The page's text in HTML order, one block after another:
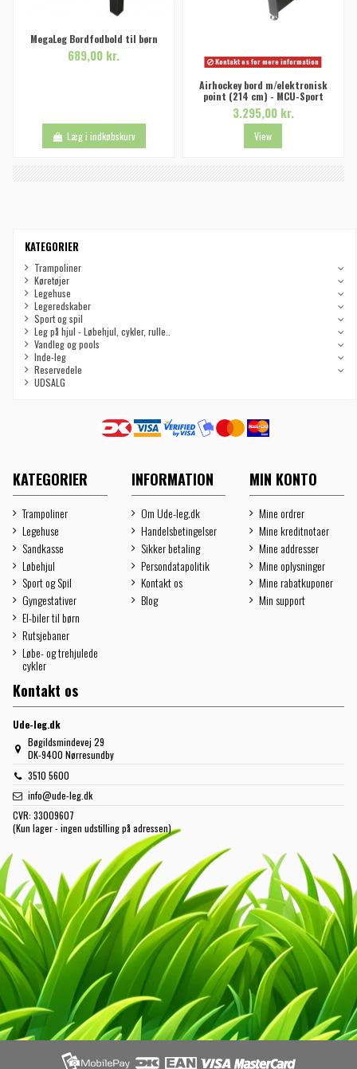
MegaLeg Bordfodbold til børn
689,00 kr.
Læg i indkøbskurv
Kontakt os for mere information
Airhockey bord m/elektronisk
point (214 cm) - MCU-Sport
3.295,00 kr.
View
KATEGORIER
Trampoliner
Køretøjer
Legehuse
Legeredskaber
Sport og spil
Leg på hjul - Løbehjul, cykler, rulle..
Vandleg og pools
Inde-leg
Reservedele
UDSALG
KATEGORIER
Trampoliner
Legehuse
Sandkasse
Løbehjul
Sport og Spil
Gyngestativer
El-biler til børn
Rutsjebaner
Løbe- og trehjulede
cykler
INFORMATION
Om Ude-leg.dk
Handelsbetingelser
Sikker betaling
Persondatapolitik
Kontakt os
Blog
MIN KONTO
Mine ordrer
Mine kreditnotaer
Mine addresser
Mine oplysninger
Mine rabatkuponer
Min support
Kontakt os
Ude-leg.dk
Bøgildsmindevej 29
DK-9400 Nørresundby
3510 5600
info@ude-leg.dk
CVR: 33009607
(Kun lager - ingen udstilling på adressen)